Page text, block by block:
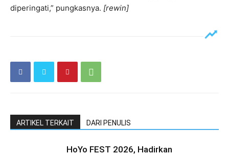
diperingati,” pungkasnya. [rewin]
ARTIKEL TERKAIT DARI PENULIS
HoYo FEST 2026, Hadirkan